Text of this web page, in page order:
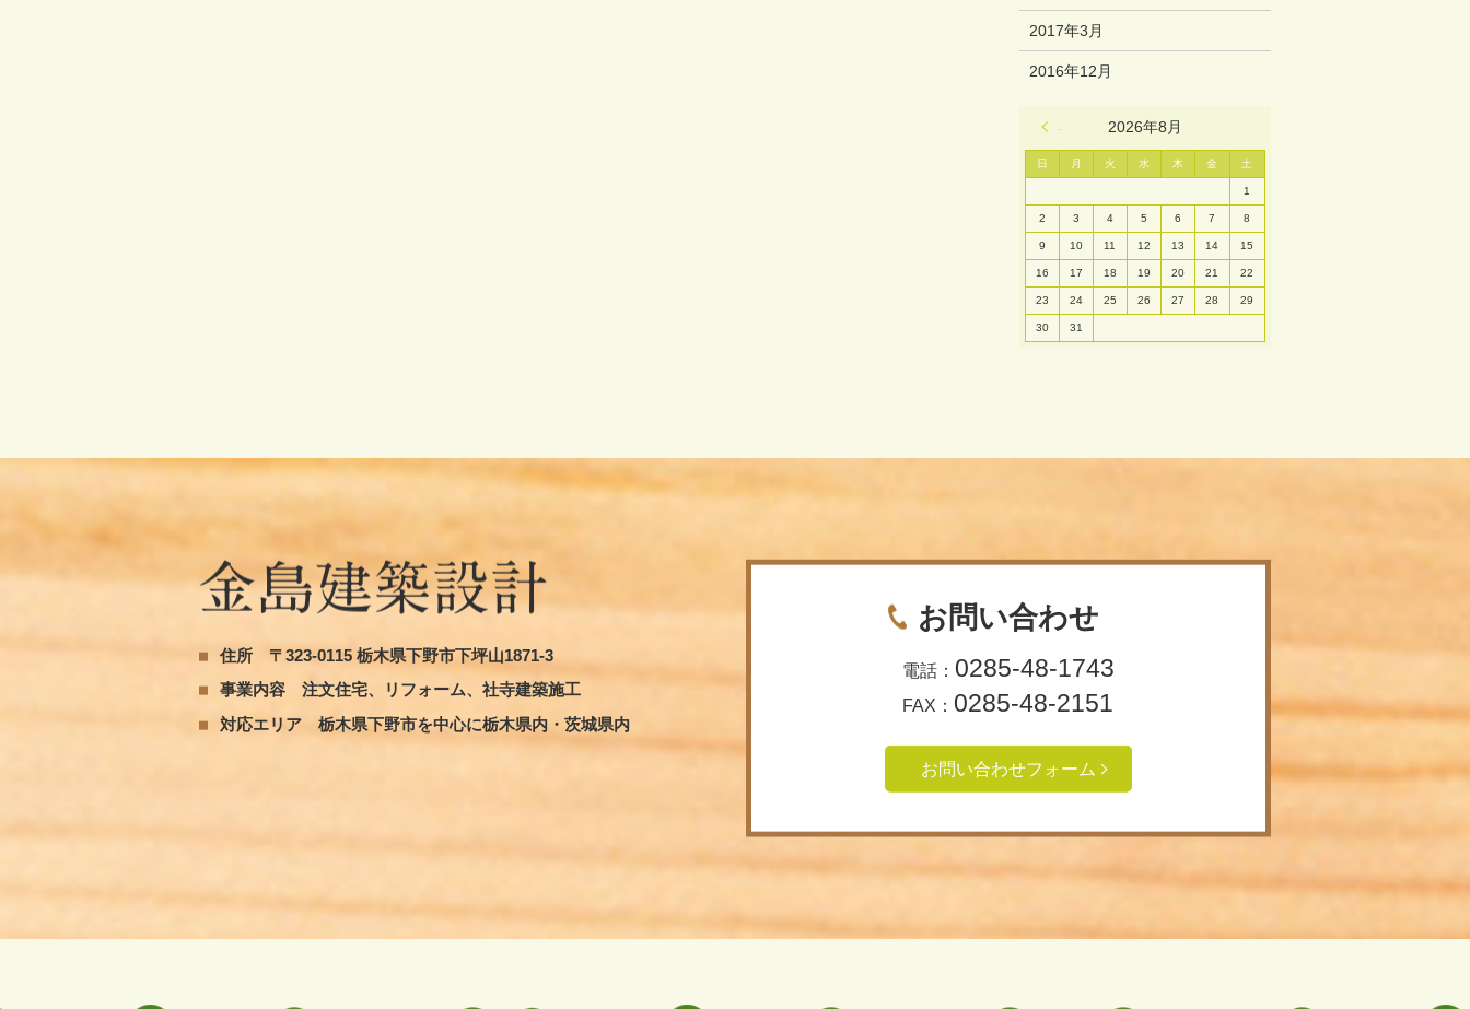
2017年3月
2016年12月
2026年8月
日 月 火 水 木 金 土
1
2 3 4 5 6 7 8
9 10 11 12 13 14 15
16 17 18 19 20 21 22
23 24 25 26 27 28 29
30 31
住所
〒323-0115 栃木県下野市下坪山1871-3
事業内容
注文住宅、リフォーム、社寺建築施工
対応エリア
栃木県下野市を中心に栃木県内・茨城県内
お問い合わせ
電話： 0285-48-1743
FAX： 0285-48-2151
お問い合わせフォーム